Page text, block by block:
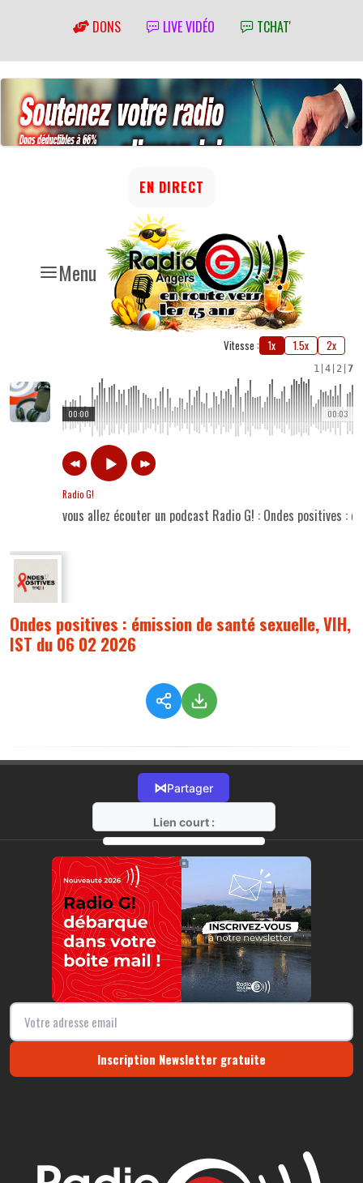
DONS LIVE VIDÉO TCHAT'
Menu
EN DIRECT
Vitesse : 1x 1.5x 2x
1 4 2 7
00:03
00:00
Radio G!
vous allez écouter un podcast Radio G! : Ondes positives :
Ondes positives : émission de santé sexuelle, VIH,
IST du 06 02 2026
⋈Partager
Lien court :
https://radio-g.fr?20718
⧉
Inscription Newsletter gratuite